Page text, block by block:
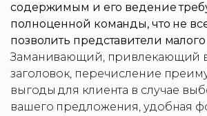
содержимым и его ведение
полноценной команды, что не
позволить представители малого
Заманивающий, привлекающий
заголовок, перечисление
выгоды для клиента в случае
вашего предложения, удобная